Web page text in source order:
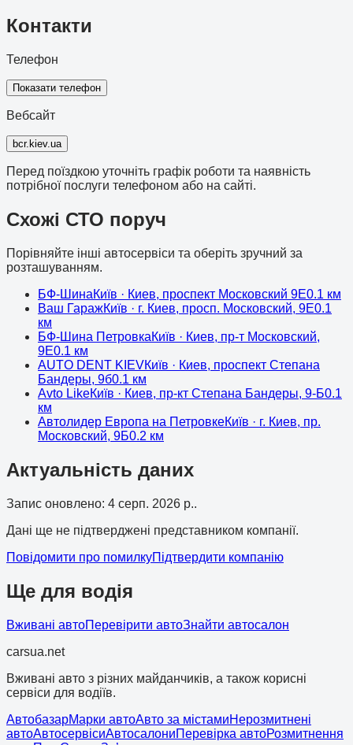
Контакти
Телефон
Показати телефон
Вебсайт
bcr.kiev.ua
Перед поїздкою уточніть графік роботи та наявність
потрібної послуги телефоном або на сайті.
Схожі СТО поруч
Порівняйте інші автосервіси та оберіть зручний за
розташуванням.
БФ-ШинаКиїв · Киев, проспект Московский 9Е0.1 км
Ваш ГаражКиїв · г. Киев, просп. Московский, 9Е0.1
км
БФ-Шина ПетровкаКиїв · Киев, пр-т Московский,
9Е0.1 км
AUTO DENT KIEVКиїв · Киев, проспект Степана
Бандеры, 9б0.1 км
Avto LikeКиїв · Киев, пр-кт Степана Бандеры, 9-Б0.1
км
Автолидер Европа на ПетровкеКиїв · г. Киев, пр.
Московский, 9Б0.2 км
Актуальність даних
Запис оновлено: 4 серп. 2026 р..
Дані ще не підтверджені представником компанії.
Повідомити про помилкуПідтвердити компанію
Ще для водія
Вживані автоПеревірити автоЗнайти автосалон
carsua.net
Вживані авто з різних майданчиків, а також корисні
сервіси для водіїв.
АвтобазарМарки автоАвто за містамиНерозмитнені
автоАвтосервісиАвтосалониПеревірка автоРозмитнення